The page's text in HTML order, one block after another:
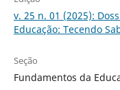
v. 25 n. 01 (2025):
Educação: Tecendo
Seção
Fundamentos da